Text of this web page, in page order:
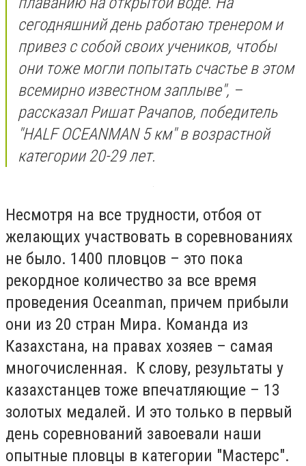
сегодняшний день работаю тренером и
привез с собой своих учеников, чтобы
они тоже могли попытать счастье в этом
всемирно известном заплыве", –
рассказал Ришат Рачапов, победитель
"HALF OCEANMAN 5 км" в возрастной
категории 20-29 лет.
Несмотря на все трудности, отбоя от
желающих участвовать в соревнованиях
не было. 1400 пловцов – это пока
рекордное количество за все время
проведения Oceanman, причем прибыли
они из 20 стран Мира. Команда из
Казахстана, на правах хозяев – самая
многочисленная. К слову, результаты у
казахстанцев тоже впечатляющие – 13
золотых медалей. И это только в первый
день соревнований завоевали наши
опытные пловцы в категории "Мастерс".